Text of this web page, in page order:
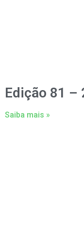
Edição 81 –
Saiba mais »